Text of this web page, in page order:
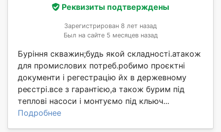
Реквизиты подтверждены
Зарегистрирован 8 лет назад
Был на сайте 5 месяцев назад
Буріння скважин;будь якой складності.атакож
для промислових потреб.робимо проєктні
документи і регестрацію йх в держевному
реєстрі.все з гарантією,а також бурим під
теплові насоси і монтуємо під кльюч...
Подробнее